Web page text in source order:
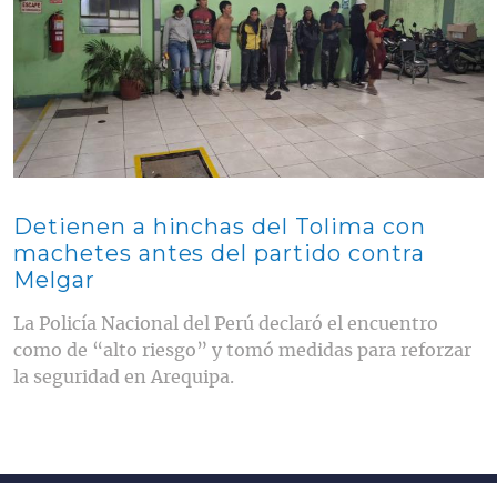
Detienen a hinchas del Tolima con
machetes antes del partido contra
Melgar
La Policía Nacional del Perú declaró el encuentro
como de “alto riesgo” y tomó medidas para reforzar
la seguridad en Arequipa.